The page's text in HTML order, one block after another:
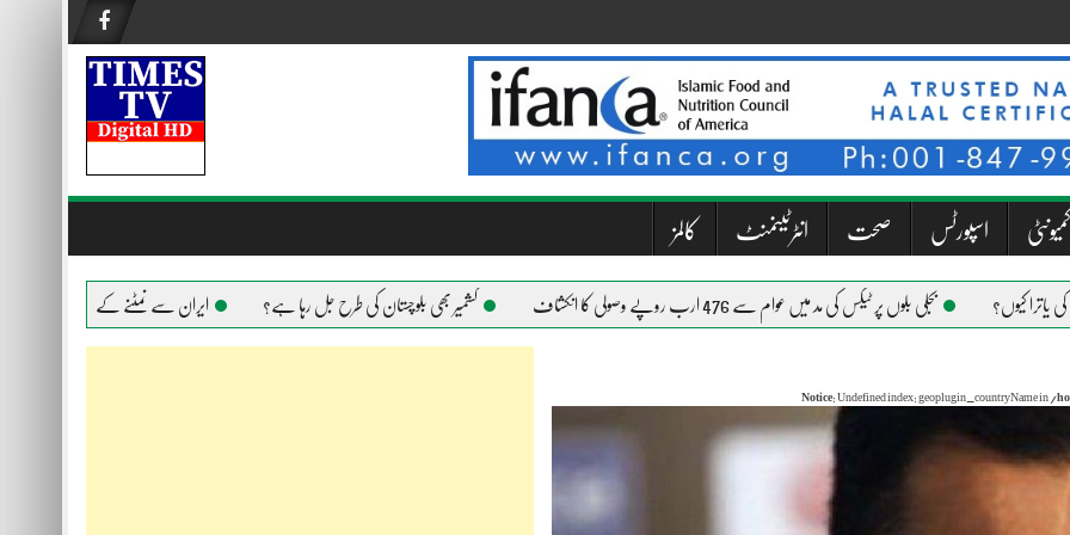
کمیونٹی اسپورٹس صحت انٹرٹینمنٹ کالمز
بجلی بلوں پر ٹیکس کی مد میں عوام سے 476 ارب روپے وصولی کا انکشاف کشمیر بھی بلوچستان کی طرح جل رہا ہے؟ ایران سے نمٹنے کے لیے امریکا ہر
Notice: Undefined index: geoplugin_countryName in /